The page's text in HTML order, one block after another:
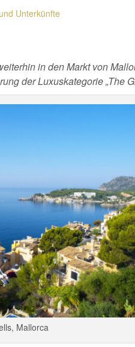
Unterkünfte
in den Markt von
der Luxuskategorie „The
Mallorca